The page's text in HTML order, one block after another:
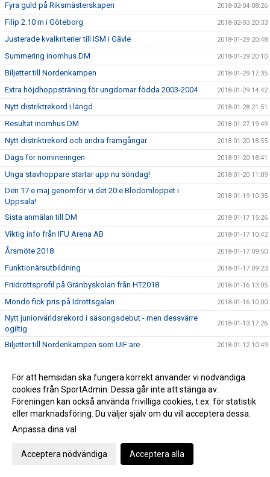
Fyra guld på Riksmästerskapen 2018-02-04 08:26
Filip 2.10 m i Göteborg 2018-02-03 20:33
Justerade kvalkriterier till ISM i Gävle 2018-01-29 20:48
Summering inomhus DM 2018-01-29 20:10
Biljetter till Nordenkampen 2018-01-29 17:35
Extra höjdhoppsträning för ungdomar födda 2003-2004 2018-01-29 14:42
Nytt distriktrekord i längd 2018-01-28 21:51
Resultat inomhus DM 2018-01-27 19:49
Nytt distriktrekord och andra framgångar 2018-01-20 18:55
Dags för nomineringen 2018-01-20 18:41
Unga stavhoppare startar upp nu söndag! 2018-01-20 11:09
Den 17:e maj genomför vi det 20:e Blodomloppet i
Uppsala!
2018-01-19 10:35
Sista anmälan till DM 2018-01-17 15:26
Viktig info från IFU Arena AB 2018-01-17 10:42
Årsmöte 2018 2018-01-17 09:50
Funktionärsutbildning 2018-01-17 09:23
Friidrottsprofil på Gränbyskolan från HT2018 2018-01-16 13:05
Mondo fick pris på Idrottsgalan 2018-01-16 10:00
Nytt juniorvärldsrekord i säsongsdebut - men dessvärre
ogiltig
2018-01-13 17:26
Biljetter till Nordenkampen som UIF:are 2018-01-12 10:49
Tre nya distriktrekord i början på säsongen 2018-01-06 10:46
Webbsändingen fredag
Tidsprogram till Muskelcentrum Indoor UTE! 2018-01-02 11:52
PM till Muskelcentrum Indoor Games ute!
Muskelcentrum Indoor games sänds LIVE!
För att hemsidan ska fungera korrekt använder vi nödvändiga
cookies från SportAdmin. Dessa går inte att stänga av.
Föreningen kan också använda frivilliga cookies, t.ex. för statistik
eller marknadsföring. Du väljer själv om du vill acceptera dessa.
Anpassa dina val
Acceptera nödvändiga Acceptera alla